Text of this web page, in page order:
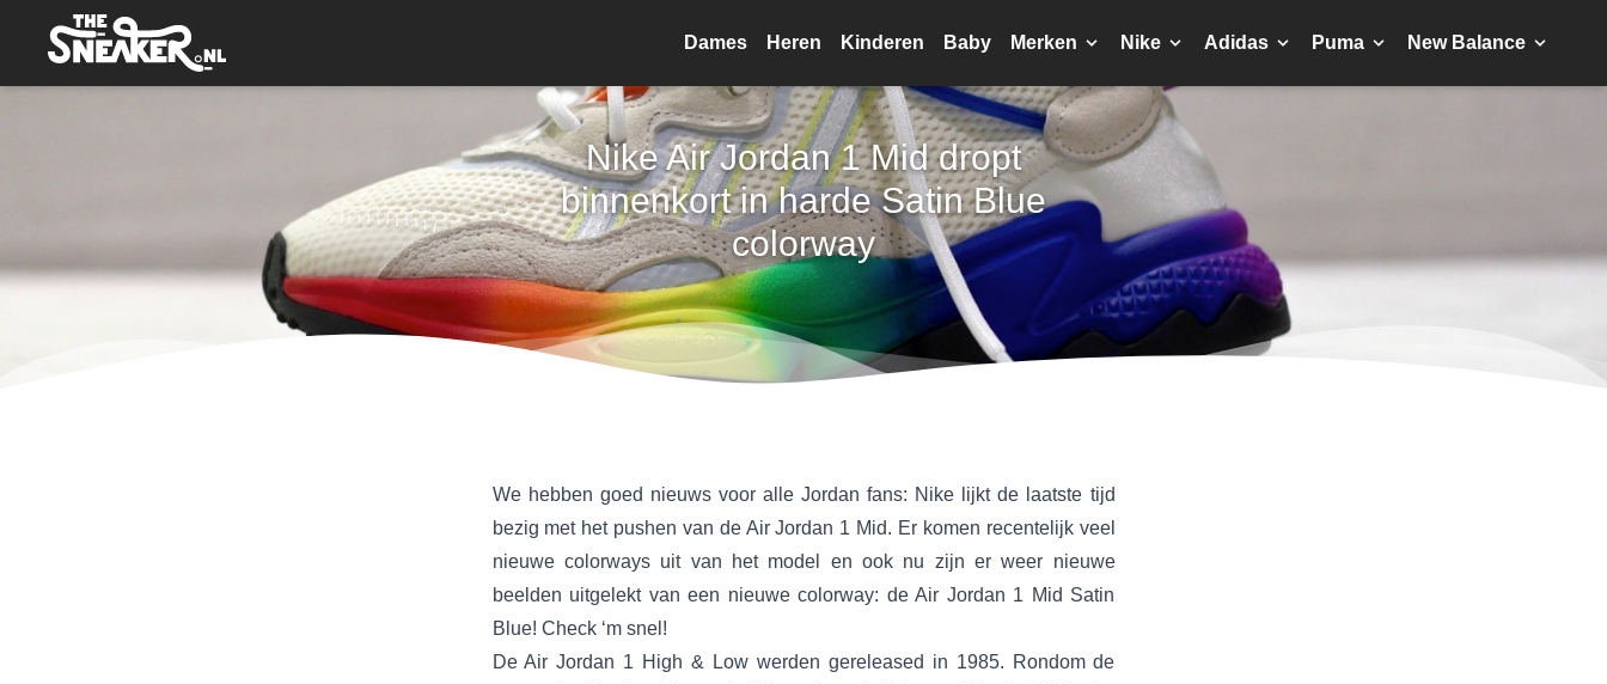
Dames Heren Kinderen Baby Merken Nike Adidas Puma New Balance
Nike Air Jordan 1 Mid dropt
binnenkort in harde Satin Blue
colorway
We hebben goed nieuws voor alle Jordan fans: Nike lijkt de laatste tijd
bezig met het pushen van de Air Jordan 1 Mid. Er komen recentelijk veel
nieuwe colorways uit van het model en ook nu zijn er weer nieuwe
beelden uitgelekt van een nieuwe colorway: de Air Jordan 1 Mid Satin
Blue! Check ‘m snel!
De Air Jordan 1 High & Low werden gereleased in 1985. Rondom de